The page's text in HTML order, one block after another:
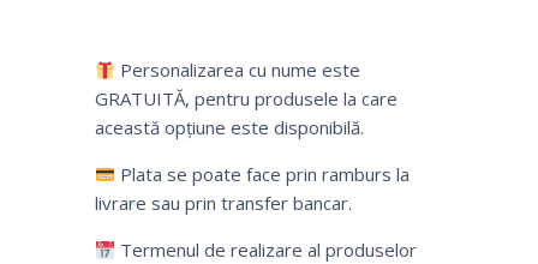
Personalizarea cu nume este
GRATUITĂ, pentru produsele la care
această opțiune este disponibilă.
Plata se poate face prin ramburs la
livrare sau prin transfer bancar.
Termenul de realizare al produselor